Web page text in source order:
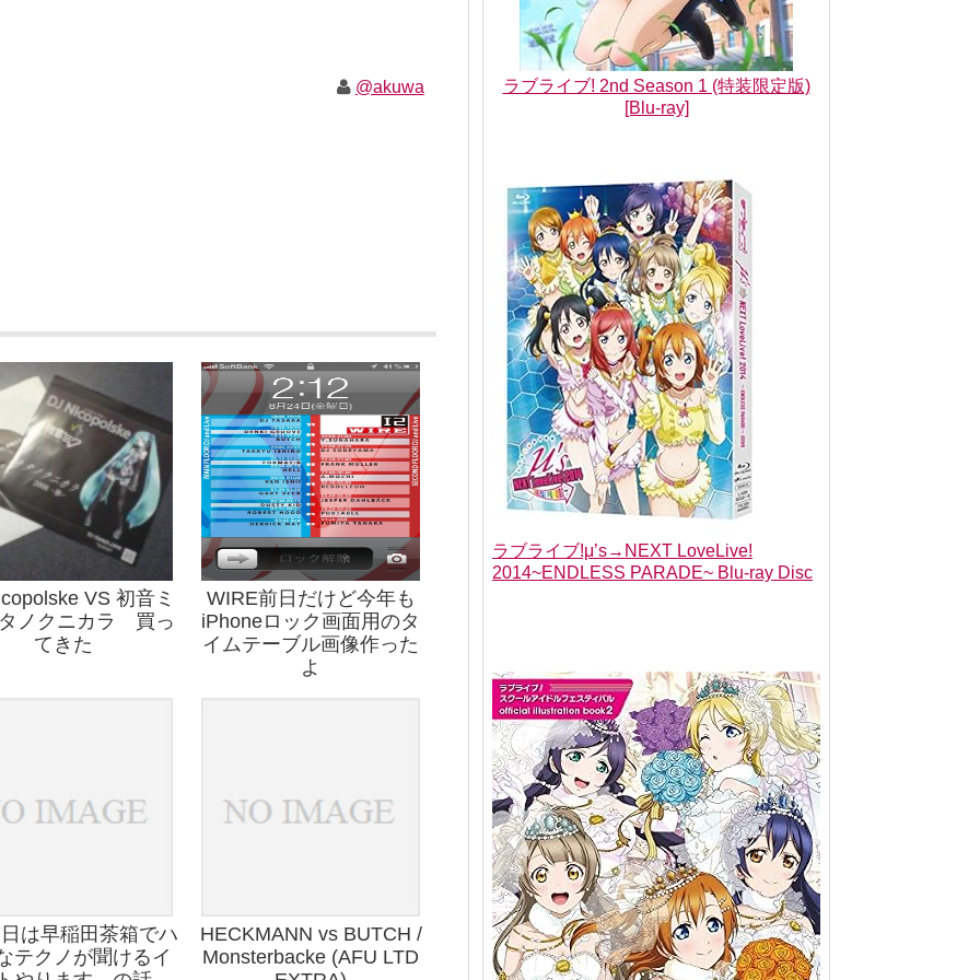
@akuwa
VS 初音ミ
ノクニカラ 買っ
てきた
WIRE前日だけど今年も
iPhoneロック画面用のタ
イムテーブル画像作った
よ
は早稲田茶箱でハ
テクノが聞けるイ
HECKMANN vs BUTCH /
Monsterbacke (AFU LTD
ラブライブ! 2nd Season 1 (特装限定版)
[Blu-ray]
ラブライブ!μ’s→NEXT LoveLive!
2014~ENDLESS PARADE~ Blu-ray Disc